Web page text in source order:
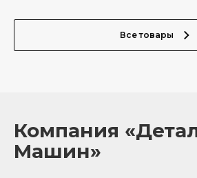
Все товары
Компания
Машин»